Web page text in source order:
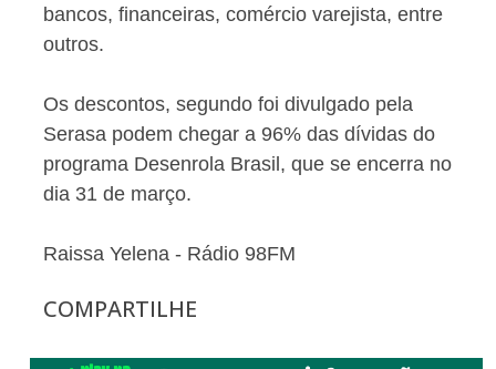
bancos, financeiras, comércio varejista, entre
outros.
Os descontos, segundo foi divulgado pela
Serasa podem chegar a 96% das dívidas do
programa Desenrola Brasil, que se encerra no
dia 31 de março.
Raissa Yelena - Rádio 98FM
COMPARTILHE